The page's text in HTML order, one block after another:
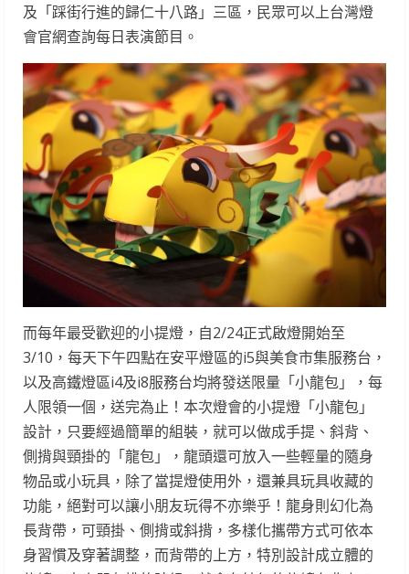
及「踩街行進的歸仁十八路」三區，民眾可以上台灣燈
會官網查詢每日表演節目。
而每年最受歡迎的小提燈，自2/24正式啟燈開始至
3/10，每天下午四點在安平燈區的i5與美食市集服務台，
以及高鐵燈區i4及i8服務台均將發送限量「小龍包」，每
人限領一個，送完為止！本次燈會的小提燈「小龍包」
設計，只要經過簡單的組裝，就可以做成手提、斜背、
側揹與頸掛的「龍包」，龍頭還可放入一些輕量的隨身
物品或小玩具，除了當提燈使用外，還兼具玩具收藏的
功能，絕對可以讓小朋友玩得不亦樂乎！龍身則幻化為
長背帶，可頸掛、側揹或斜揹，多樣化攜帶方式可依本
身習慣及穿著調整，而背帶的上方，特別設計成立體的